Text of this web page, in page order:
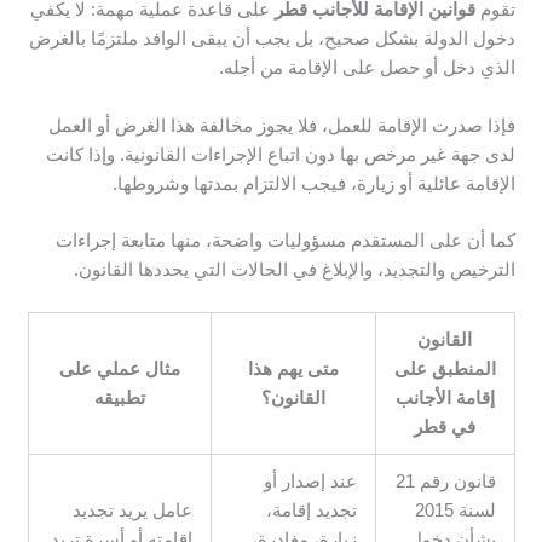
تقومقوانين الإقامة للأجانب قطر على قاعدة عملية مهمة: لا يكفي
دخول الدولة بشكل صحيح، بل يجب أن يبقى الوافد ملتزمًا بالغرض
الذي دخل أو حصل على الإقامة من أجله.
فإذا صدرت الإقامة للعمل، فلا يجوز مخالفة هذا الغرض أو العمل
لدى جهة غير مرخص بها دون اتباع الإجراءات القانونية. وإذا كانت
الإقامة عائلية أو زيارة، فيجب الالتزام بمدتها وشروطها.
كما أن على المستقدم مسؤوليات واضحة، منها متابعة إجراءات
الترخيص والتجديد، والإبلاغ في الحالات التي يحددها القانون.
القانون
المنطبق على
إقامة الأجانب
في قطر
متى يهم هذا
القانون؟
مثال عملي على
تطبيقه
قانون رقم 21
لسنة 2015
عند إصدار أو
تجديد إقامة،
عامل يريد تجديد